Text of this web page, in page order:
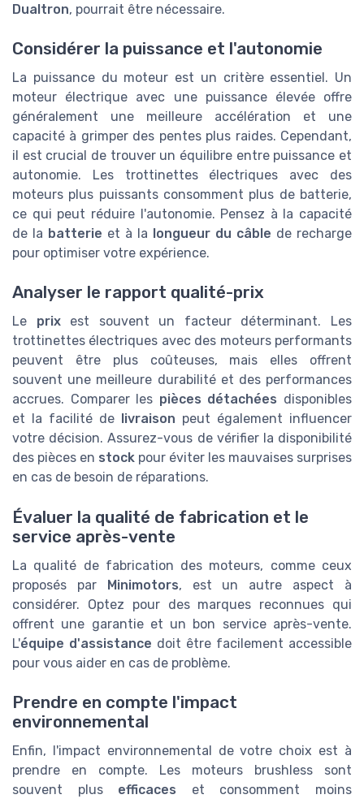
Dualtron, pourrait être nécessaire.
Considérer la puissance et l'autonomie
La puissance du moteur est un critère essentiel. Un
moteur électrique avec une puissance élevée offre
généralement une meilleure accélération et une
capacité à grimper des pentes plus raides. Cependant,
il est crucial de trouver un équilibre entre puissance et
autonomie. Les trottinettes électriques avec des
moteurs plus puissants consomment plus de batterie,
ce qui peut réduire l'autonomie. Pensez à la capacité
de la batterie et à la longueur du câble de recharge
pour optimiser votre expérience.
Analyser le rapport qualité-prix
Le prixest souvent un facteur déterminant. Les
trottinettes électriques avec des moteurs performants
peuvent être plus coûteuses, mais elles offrent
souvent une meilleure durabilité et des performances
accrues. Comparer les pièces détachées disponibles
et la facilité de
livraison peut également influencer
votre décision. Assurez-vous de vérifier la disponibilité
des pièces en stock pour éviter les mauvaises surprises
en cas de besoin de réparations.
Évaluer la qualité de fabrication et le
service après-vente
La qualité de fabrication des moteurs, comme ceux
proposés par Minimotors, est un autre aspect à
considérer. Optez pour des marques reconnues qui
offrent une garantie et un bon service après-vente.
L'équipe d'assistance doit être facilement accessible
pour vous aider en cas de problème.
Prendre en compte l'impact
environnemental
Enfin, l'impact environnemental de votre choix est à
prendre en compte. Les moteurs brushless sont
souvent plus efficaces et consomment moins